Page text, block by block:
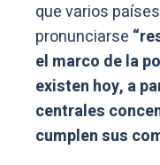
que varios
pronunciarse
el marco de la
existen hoy, a
centrales
cumplen sus